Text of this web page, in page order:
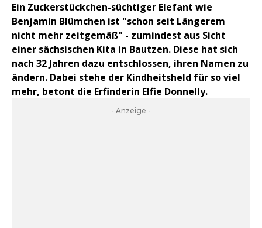
Ein Zuckerstückchen-süchtiger Elefant wie
Benjamin Blümchen ist "schon seit Längerem
nicht mehr zeitgemäß" - zumindest aus Sicht
einer sächsischen Kita in Bautzen. Diese hat sich
nach 32 Jahren dazu entschlossen, ihren Namen zu
ändern. Dabei stehe der Kindheitsheld für so viel
mehr, betont die Erfinderin Elfie Donnelly.
- Anzeige -